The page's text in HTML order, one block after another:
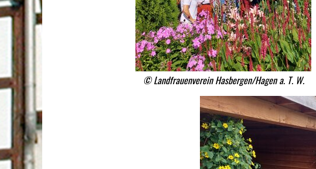
© Landfrauenverein Hasbergen/Hagen a. T. W.